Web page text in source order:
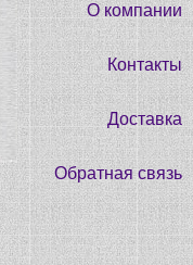
О компании
Контакты
Доставка
Обратная связь